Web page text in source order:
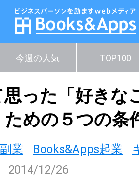
今週の人気 TOP100
った「好きな
ための５つの条
業 Books&Apps起業
2014/12/26